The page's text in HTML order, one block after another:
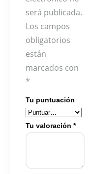
será publicada.
Los campos
obligatorios
están
marcados con
*
Tu puntuación
Tu valoración *